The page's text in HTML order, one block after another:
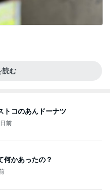
読む
トコのあんドーナツ
前
何かあったの？